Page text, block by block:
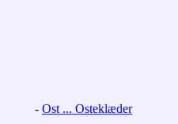
- Ost ... Osteklæder